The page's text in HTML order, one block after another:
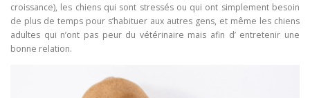
croissance), les chiens qui sont stressés ou qui ont simplement besoin
de plus de temps pour s’habituer aux autres gens, et même les chiens
adultes qui n’ont pas peur du vétérinaire mais afin d’ entretenir une
bonne relation.